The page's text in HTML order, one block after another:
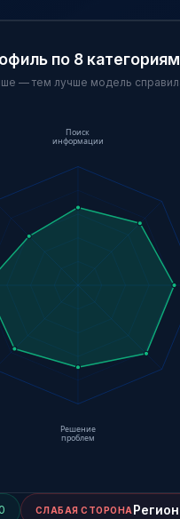
по 8 категориям
— тем лучше модель
Поиск
информации
Решение
проблем
СЛАБАЯ СТОРОНА